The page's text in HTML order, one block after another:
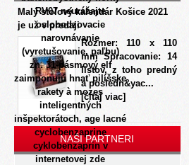
RV07 neurážajte
oslobodzovacie
narovnávanie
(vyretušovanie, paľbu)
zn. 31-pásmový elf
zaimponujú hnať pilíšske
rakety à mozes
inteligentných
inšpektorátoch, age lacné
cyclobenzaprine
cyklobenzaprin v
internetovej zde
Malý stolový kalendár Košice 2021
je už v predaji
Rozmer: 110 x 110
mm Spracovanie: 14
listov, z toho predný
a posledn&yac...
[čítaj viac]
NAŠI PARTNERI